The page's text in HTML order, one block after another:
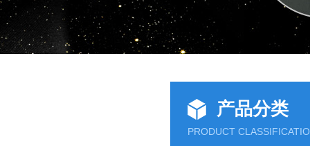
产品分类
PRODUCT